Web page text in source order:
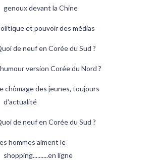
genoux devant la Chine
et pouvoir des médias
de neuf en Corée du Sud ?
version Corée du Nord ?
chômage des jeunes, toujours
d'actualité
de neuf en Corée du Sud ?
hommes aiment le
shopping..........en ligne